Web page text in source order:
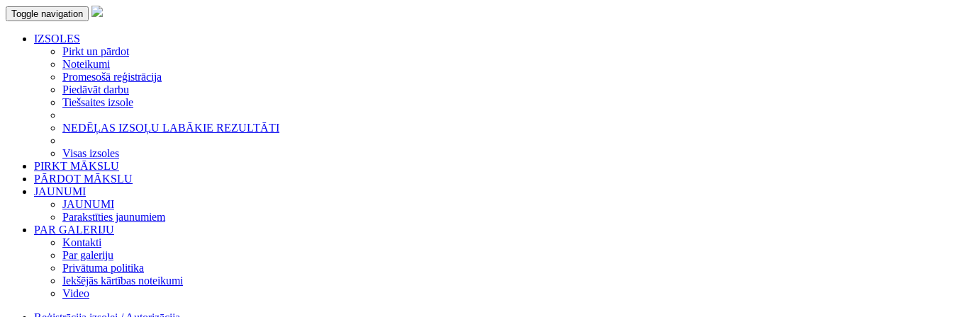
Toggle navigation
IZSOLES
Pirkt un pārdot
Noteikumi
Promesošā reģistrācija
Piedāvāt darbu
Tiešsaites izsole
NEDĒĻAS IZSOĻU LABĀKIE REZULTĀTI
Visas izsoles
PIRKT MĀKSLU
PĀRDOT MĀKSLU
JAUNUMI
JAUNUMI
Parakstīties jaunumiem
PAR GALERIJU
Kontakti
Par galeriju
Privātuma politika
Iekšējās kārtības noteikumi
Video